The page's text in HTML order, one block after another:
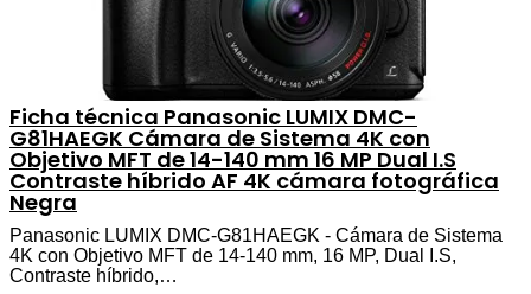
Ficha técnica Panasonic LUMIX DMC-
G81HAEGK Cámara de Sistema 4K con
Objetivo MFT de 14-140 mm 16 MP Dual I.S
Contraste híbrido AF 4K cámara fotográfica
Negra
Panasonic LUMIX DMC-G81HAEGK - Cámara de Sistema
4K con Objetivo MFT de 14-140 mm, 16 MP, Dual I.S,
Contraste híbrido,…